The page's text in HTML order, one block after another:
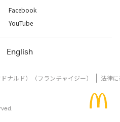
Facebook
YouTube
English
ナルド）（フランチャイジー）
法律